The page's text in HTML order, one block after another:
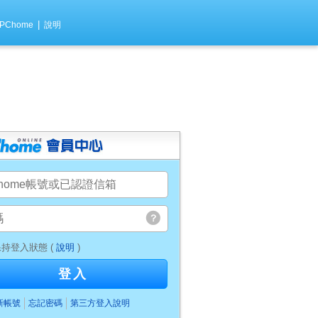
說明
登入狀態 ( 說明 )
登入
帳號 忘記密碼 第三方登入說明